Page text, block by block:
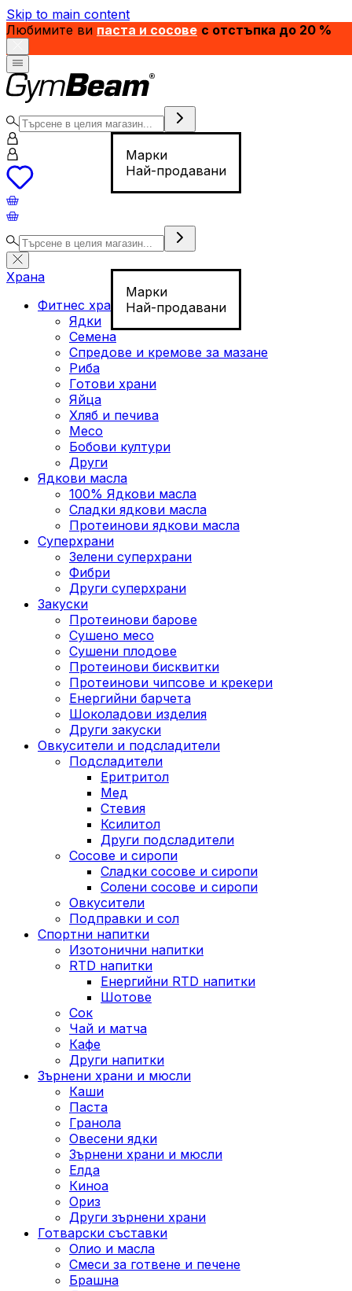
Skip to main content
Любимите ви паста и сосове с отстъпка до 20 %
Марки
Най-продавани
Марки
Най-продавани
Храна
Фитнес храна
Ядки
Семена
Спредове и кремове за мазане
Риба
Готови храни
Яйца
Хляб и печива
Месо
Бобови култури
Други
Ядкови масла
100% Ядкови масла
Сладки ядкови масла
Протеинови ядкови масла
Суперхрани
Зелени суперхрани
Фибри
Други суперхрани
3акуски
Протеинови бaрове
Сушено месо
Сушени плодове
Протеинови бисквитки
Протеинови чипсове и крекери
Енергийни барчета
Шоколадови изделия
Други закуски
Овкусители и подсладители
Подсладители
Еритритол
Мед
Стевия
Ксилитол
Други подсладители
Сосове и сиропи
Сладки сосове и сиропи
Солени сосове и сиропи
Овкусители
Подправки и сол
Спортни напитки
Изотонични напитки
RTD напитки
Енергийни RTD напитки
Шотове
Сок
Чай и матча
Кафе
Други напитки
Зърнени храни и мюсли
Каши
Паста
Гранола
Овесени ядки
Зърнени храни и мюсли
Елда
Киноа
Ориз
Други зърнени храни
Готварски съставки
Олио и масла
Смеси за готвене и печене
Брашна